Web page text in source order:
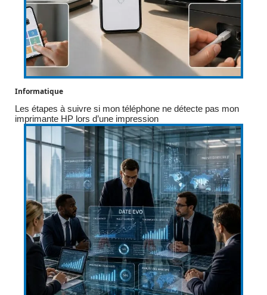
Informatique
Les étapes à suivre si mon téléphone ne détecte pas mon
imprimante HP lors d’une impression